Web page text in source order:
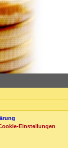
Einstellungen